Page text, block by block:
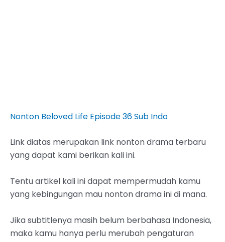
Nonton Beloved Life Episode 36 Sub Indo
Link diatas merupakan link nonton drama terbaru
yang dapat kami berikan kali ini.
Tentu artikel kali ini dapat mempermudah kamu
yang kebingungan mau nonton drama ini di mana.
Jika subtitlenya masih belum berbahasa Indonesia,
maka kamu hanya perlu merubah pengaturan